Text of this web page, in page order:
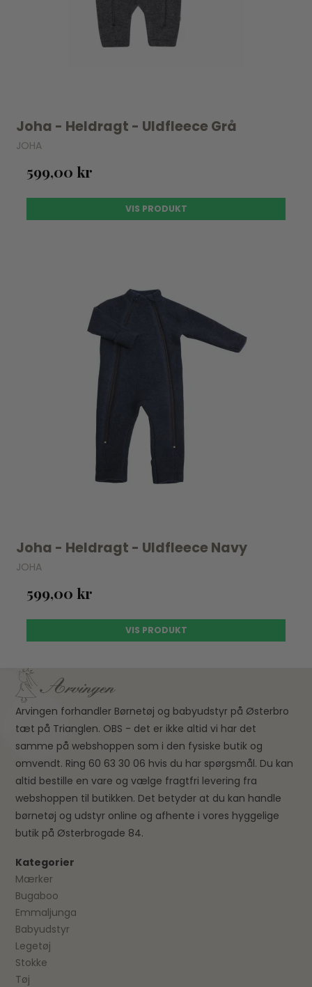
Joha - Heldragt - Uldfleece Grå
JOHA
599,00 kr
VIS PRODUKT
Joha - Heldragt - Uldfleece Navy
JOHA
599,00 kr
VIS PRODUKT
Arvingen forhandler Børnetøj og babyudstyr på Østerbro
tæt på Trianglen. OBS - det er ikke altid vi har det
samme på webshoppen som i den fysiske butik og
omvendt. Ring 60 63 30 06 hvis du har spørgsmål. Du kan
altid bestille en vare og vælge fragtfri levering fra
webshoppen til butikken. Det betyder at du kan handle
børnetøj og udstyr online og afhente i vores hyggelige
butik på Østerbrogade 84.
Kategorier
Mærker
Bugaboo
Emmaljunga
Babyudstyr
Legetøj
Stokke
Tøj